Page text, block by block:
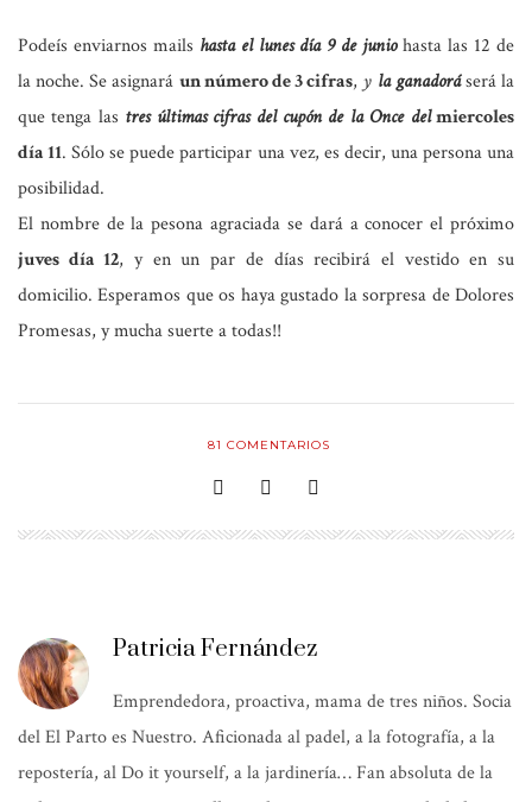
Podeís enviarnos mails hasta el lunes día 9 de juniohasta las 12 de
la noche. Se asignará un número de 3 cifras, y la ganadoráserá la
que tenga las tres últimas cifras del cupón de la Once delmiercoles
día 11. Sólo se puede participar una vez, es decir, una persona una
posibilidad.
El nombre de la pesona agraciada se dará a conocer el próximo
juves día 12, y en un par de días recibirá el vestido en su
domicilio. Esperamos que os haya gustado la sorpresa de Dolores
Promesas, y mucha suerte a todas!!
81 COMENTARIOS
Patricia Fernández
Emprendedora, proactiva, mama de tres niños. Socia
del El Parto es Nuestro. Aficionada al padel, a la fotografía, a la
repostería, al Do it yourself, a la jardinería… Fan absoluta de la